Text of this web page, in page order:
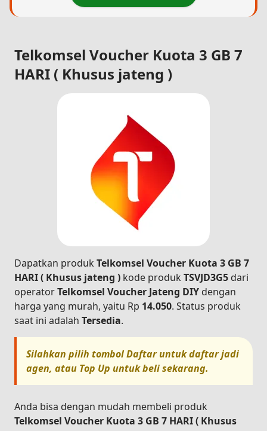
Telkomsel Voucher Kuota 3 GB 7
HARI ( Khusus jateng )
Dapatkan produk Telkomsel Voucher Kuota 3 GB 7
HARI ( Khusus jateng ) kode produk TSVJD3G5 dari
operatorTelkomsel Voucher Jateng DIY dengan
harga yang murah, yaitu Rp 14.050. Status produk
saat ini adalah Tersedia.
Silahkan pilih tombolDaftaruntuk daftar jadi
agen, atau Top Up untuk beli sekarang.
Anda bisa dengan mudah membeli produk
Telkomsel Voucher Kuota 3 GB 7 HARI ( Khusus